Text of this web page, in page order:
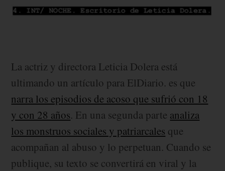
La actriz y directora Leticia Dolera está
ultimando un artículo para ElDiario. es que
narra los episodios de acoso que sufrió con 18
y con 28 años. En una segunda parte analiza
los monstruos sociales y patriarcales que
acompañan al abuso y lo perpetuan. Cuando se
publique, su texto se convertirá en viral y la